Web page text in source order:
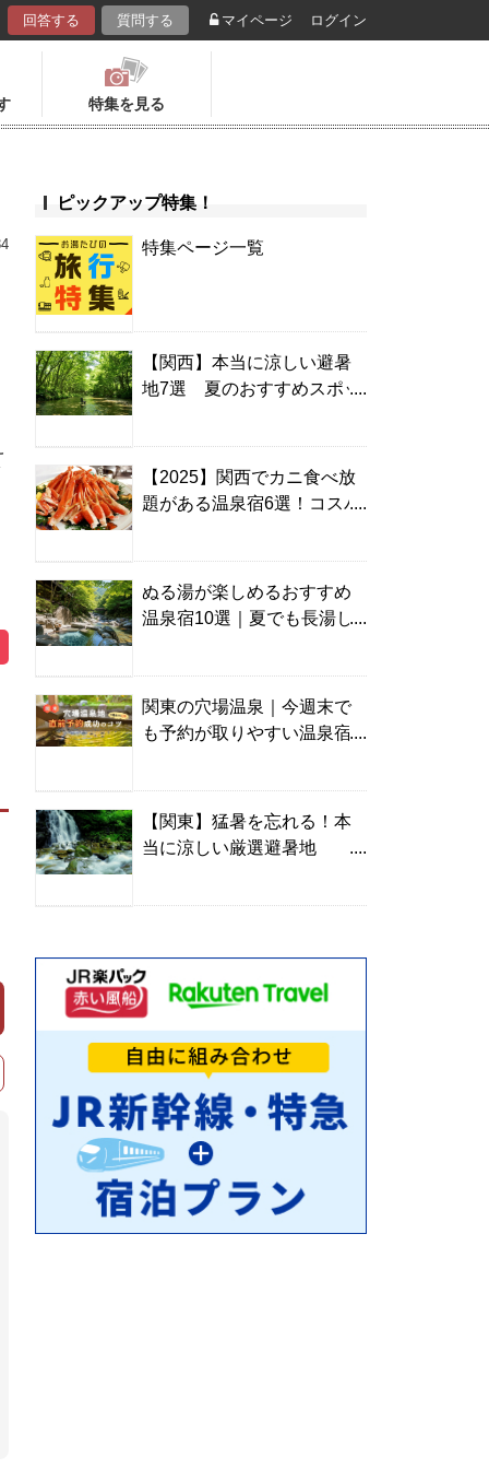
回答する 質問する マイページ ログイン
特集を見る
ピックアップ特集！
特集ページ一覧
【関西】本当に涼しい避暑
地7選 夏のおすすめスポッ
【2025】関西でカニ食べ放
題がある温泉宿6選！コスパ
ぬる湯が楽しめるおすすめ
温泉宿10選｜夏でも長湯し
関東の穴場温泉｜今週末で
も予約が取りやすい温泉宿
【関東】猛暑を忘れる！本
当に涼しい厳選避暑地